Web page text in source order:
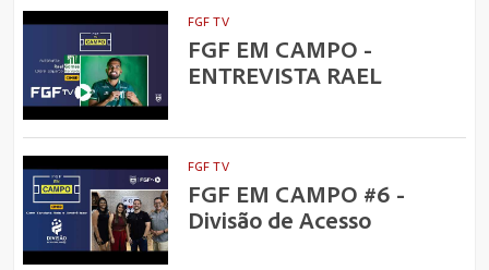
FGF TV
FGF EM CAMPO -
ENTREVISTA RAEL
FGF TV
FGF EM CAMPO #6 -
Divisão de Acesso